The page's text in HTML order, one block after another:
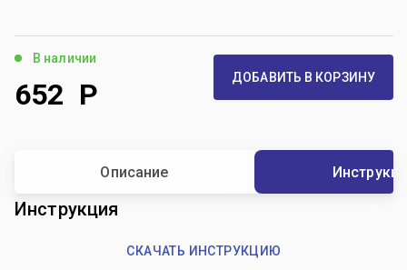
В наличии
652 Р ДОБАВИТЬ В КОРЗИНУ
Описание
Инструкция
СКАЧАТЬ ИНСТРУКЦИЮ